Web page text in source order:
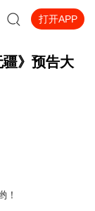
打开APP
》预告大
！